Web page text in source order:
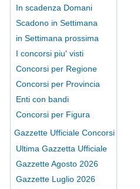
In scadenza Domani
Scadono in Settimana
in Settimana prossima
I concorsi piu' visti
Concorsi per Regione
Concorsi per Provincia
Enti con bandi
Concorsi per Figura
Gazzette Ufficiale Concorsi
Ultima Gazzetta Ufficiale
Gazzette Agosto 2026
Gazzette Luglio 2026